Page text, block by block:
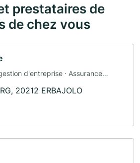
prestataires de
de chez vous
d'entreprise · Assurance
20212 ERBAJOLO